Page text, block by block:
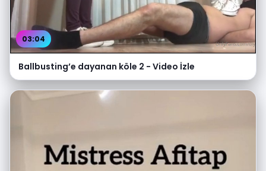
03:04
Ballbusting’e dayanan köle 2 - Video İzle